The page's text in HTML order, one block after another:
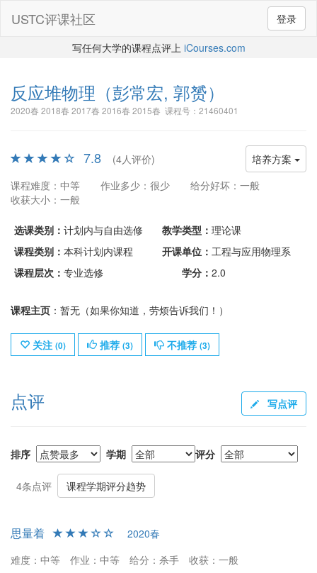
登录
USTC评课社区
写任何大学的课程点评上 iCourses.com
反应堆物理 （彭常宏, 郭赟）
2020春 2018春 2017春 2016春 2015春 课程号：21460401
培养方案
7.8
(4人评价)
课程难度：中等
作业多少：很少
给分好坏：一般
收获大小：一般
选课类别： 计划内与自由选修 教学类型： 理论课
课程类别： 本科计划内课程 开课单位： 工程与应用物理系
课程层次： 专业选修 学分： 2.0
课程主页 ：暂无（如果你知道，劳烦告诉我们！）
关注 (0) 推荐 (3) 不推荐 (3)
点评 写点评
排序 学期 评分
4条点评 课程学期评分趋势
思量着
2020春
难度：中等
作业：中等 给分：杀手
收获：一般